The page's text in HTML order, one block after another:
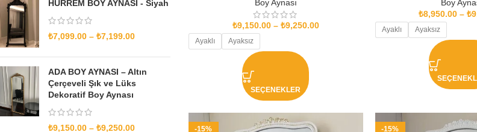
HÜRREM BOY AYNASI - Siyah
₺7,099.00 – ₺7,199.00
ADA BOY AYNASI – Altın
Çerçeveli Şık ve Lüks
Dekoratif Boy Aynası
₺9,150.00 – ₺9,250.00
Boy Aynası
₺9,150.00 – ₺9,250.00
Ayaklı Ayaksız
SEÇENEKLER
Boy
₺8,950.00 –₺
Ayaklı Ayaksız
-15% -15%